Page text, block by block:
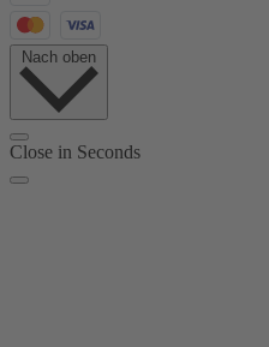
Nach oben
Close in Seconds